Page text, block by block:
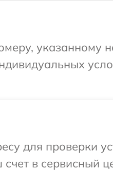
указанному
для проверки
в сервисный